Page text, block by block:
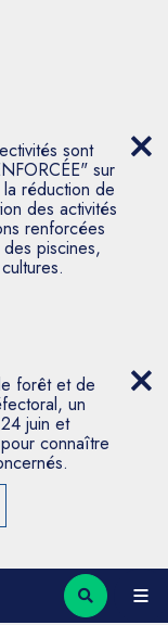
sont
sur
réduction de
des activités
renforcées
piscines,
forêt et de
un
juin et
connaître